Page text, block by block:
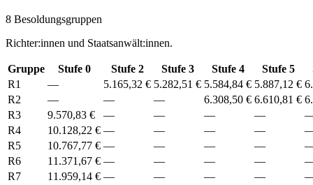
8 Besoldungsgruppen
Richter:innen und Staatsanwält:innen.
Gruppe Stufe 0 Stufe 2 Stufe 3 Stufe 4 Stufe 5
R1
— 5.165,32 € 5.282,51 € 5.584,84 € 5.887,12 €
R2
— — — 6.308,50 € 6.610,81 €
R3
9.570,83 € — — — —
R4
10.128,22 € — — — —
R5
10.767,77 € — — — —
R6
11.371,67 € — — — —
R7
11.959,14 € — — — —